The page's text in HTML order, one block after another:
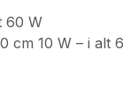
60 W
cm 10 W – i alt